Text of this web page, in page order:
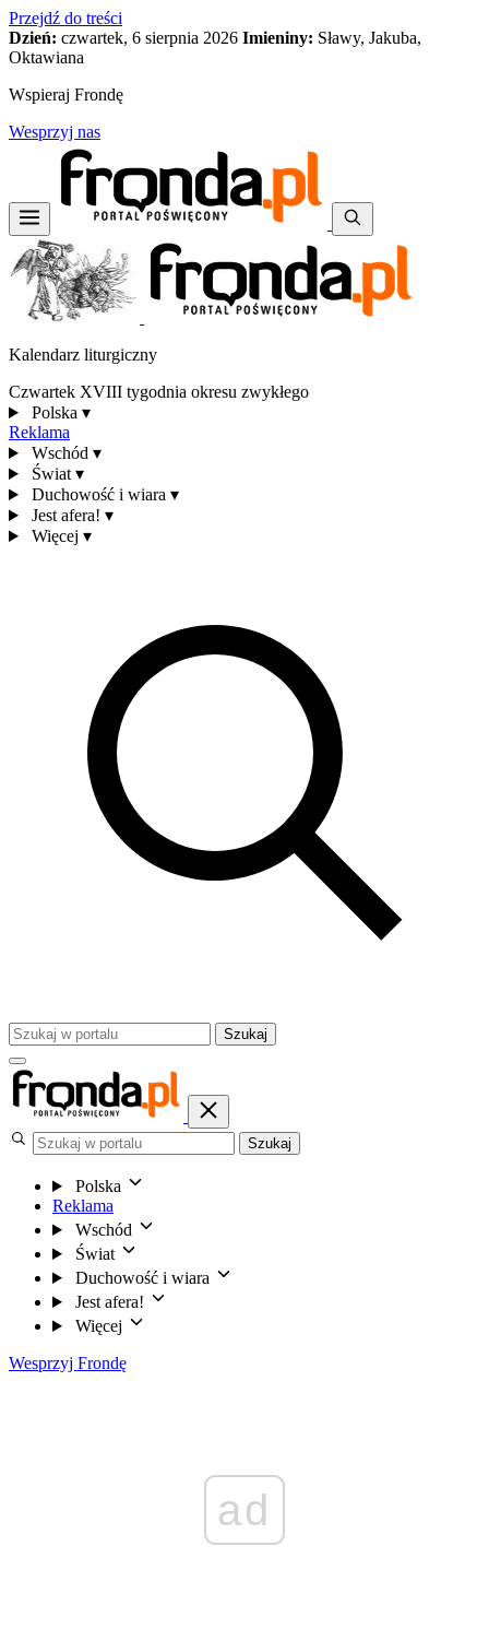
Przejdź do treści
Dzień: czwartek, 6 sierpnia 2026 Imieniny: Sławy, Jakuba,
Oktawiana
Wspieraj Frondę
Wesprzyj nas
Kalendarz liturgiczny
Czwartek XVIII tygodnia okresu zwykłego
Polska ▾
Reklama
Wschód ▾
Świat ▾
Duchowość i wiara ▾
Jest afera! ▾
Więcej ▾
Szukaj
Szukaj
Polska
Reklama
Wschód
Świat
Duchowość i wiara
Jest afera!
Więcej
Wesprzyj Frondę
ad